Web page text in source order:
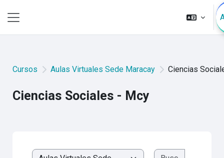
Cursos Aulas Virtuales Sede Maracay Ciencias
Ciencias Sociales - Mcy